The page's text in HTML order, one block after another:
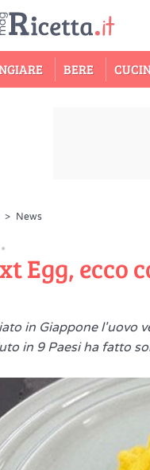
BERE
> News
Egg, ecco
in Giappone l'uovo
in 9 Paesi ha fatto